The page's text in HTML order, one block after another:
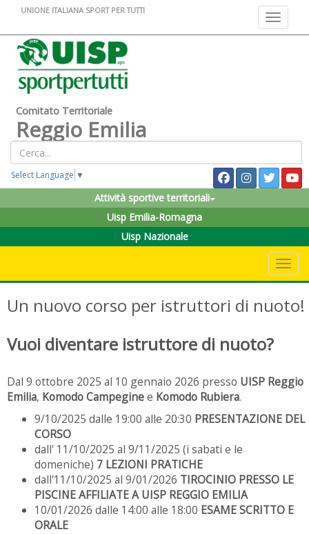
Toggle
UNIONE ITALIANA SPORT PER TUTTI
Comitato Territoriale
Reggio Emilia
Select Language ▼
Attività sportive territoriali
Uisp Emilia-Romagna
Uisp Nazionale
Un nuovo corso per istruttori di nuoto!
Vuoi diventare istruttore di nuoto?
Dal 9 ottobre 2025 al 10 gennaio 2026 presso UISP Reggio
Emilia, Komodo Campeginee Komodo Rubiera.
9/10/2025 dalle 19:00 alle 20:30 PRESENTAZIONE DEL
CORSO
dall' 11/10/2025 al 9/11/2025 (i sabati e le
domeniche) 7 LEZIONI PRATICHE
dall'11/10/2025 al 9/01/2026 TIROCINIO PRESSO LE
PISCINE AFFILIATE A UISP REGGIO EMILIA
10/01/2026 dalle 14:00 alle 18:00 ESAME SCRITTO E
ORALE